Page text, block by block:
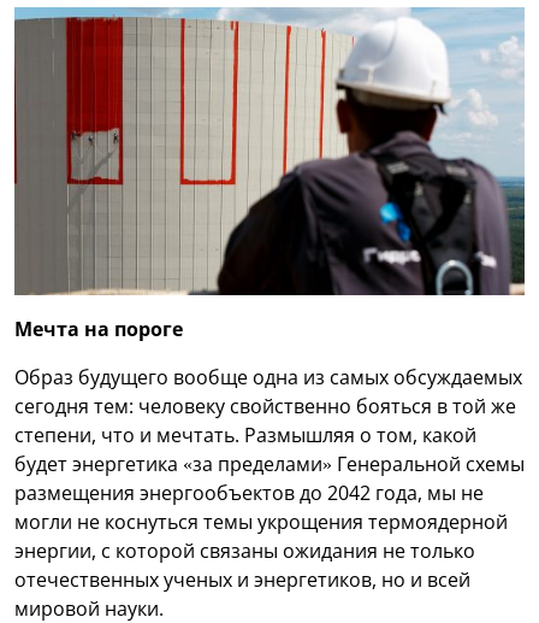
Мечта на пороге
Образ будущего вообще одна из самых обсуждаемых
сегодня тем: человеку свойственно бояться в той же
степени, что и мечтать. Размышляя о том, какой
будет энергетика «за пределами» Генеральной схемы
размещения энергообъектов до 2042 года, мы не
могли не коснуться темы укрощения термоядерной
энергии, с которой связаны ожидания не только
отечественных ученых и энергетиков, но и всей
мировой науки.